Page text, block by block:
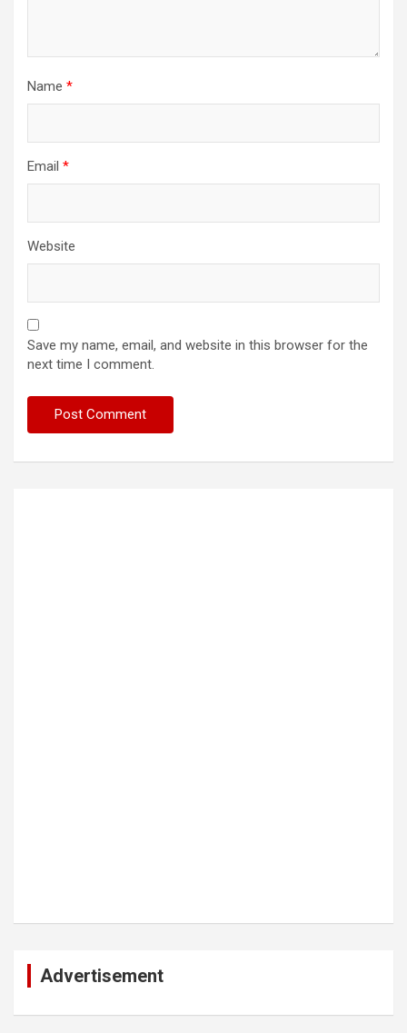
Name *
Email *
Website
Save my name, email, and website in this browser for the
next time I comment.
Advertisement